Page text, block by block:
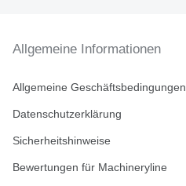
Allgemeine Informationen
Allgemeine Geschäftsbedingungen
Datenschutzerklärung
Sicherheitshinweise
Bewertungen für Machineryline